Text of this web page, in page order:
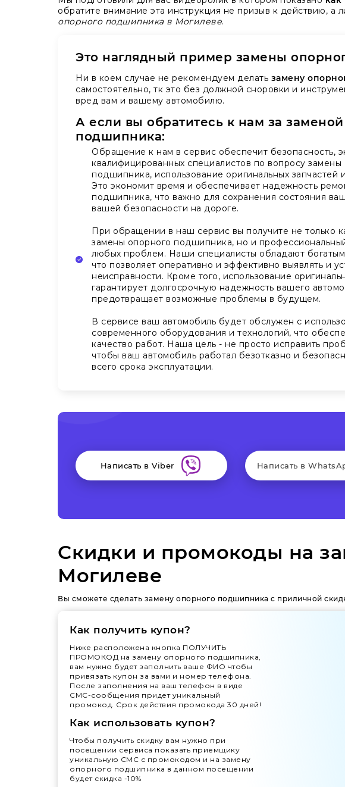
обратите внимание эта инструкция не призыв к действию, а
опорного подшипника в Могилеве.
Это наглядный пример замены
Ни в коем случае не рекомендуем делать замену
самостоятельно, тк это без должной сноровки и
вред вам и вашему автомобилю.
А если вы обратитесь к нам за
подшипника:
Обращение к нам в сервис обеспечит безопасность,
квалифицированных специалистов по вопросу замены
подшипника, использование оригинальных запчастей
Это экономит время и обеспечивает надежность
подшипника, что важно для сохранения состояния
вашей безопасности на дороге.
При обращении в наш сервис вы получите не только
замены опорного подшипника, но и
любых проблем. Наши специалисты обладают
что позволяет оперативно и эффективно выявлять и
неисправности. Кроме того, использование
гарантирует долгосрочную надежность вашего
предотвращает возможные проблемы в будущем.
В сервисе ваш автомобиль будет обслужен с
современного оборудования и технологий, что
качество работ. Наша цель - не просто исправить
чтобы ваш автомобиль работал безотказно и
всего срока эксплуатации.
Написать в Viber Написать в
Скидки и промокоды на
Могилеве
Вы сможете сделать замену опорного подшипника с приличной
Как получить купон?
Ниже расположена кнопка ПОЛУЧИТЬ
ПРОМОКОД на замену опорного подшипника,
вам нужно будет заполнить ваше ФИО чтобы
привязать купон за вами и номер телефона.
После заполнения на ваш телефон в виде
СМС-сообщения придет уникальный
промокод. Срок действия промокода 30 дней!
Как использовать купон?
Чтобы получить скидку вам нужно при
посещении сервиса показать приемщику
уникальную СМС с промокодом и на замену
опорного подшипника в данном посещении
будет скидка -10%